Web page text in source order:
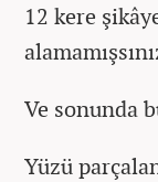
12 kere
Ve sonunda
Yüzü